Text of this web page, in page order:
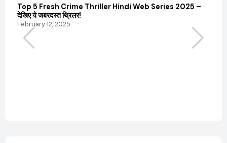
Top 5 Fresh Crime Thriller Hindi Web Series 2025 –
देखिए ये जबरदस्त थ्रिलर!
February 12, 2025